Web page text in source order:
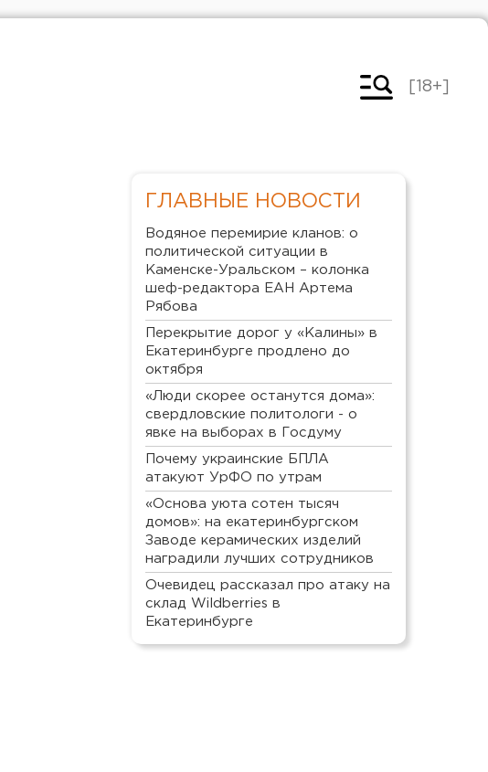
[18+]
ГЛАВНЫЕ НОВОСТИ
Водяное перемирие кланов: о
политической ситуации в
Каменске-Уральском – колонка
шеф-редактора ЕАН Артема
Рябова
Перекрытие дорог у «Калины» в
Екатеринбурге продлено до
октября
«Люди скорее останутся дома»:
свердловские политологи - о
явке на выборах в Госдуму
Почему украинские БПЛА
атакуют УрФО по утрам
«Основа уюта сотен тысяч
домов»: на екатеринбургском
Заводе керамических изделий
наградили лучших сотрудников
Очевидец рассказал про атаку на
склад Wildberries в
Екатеринбурге